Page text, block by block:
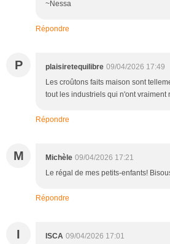
~Nessa
Répondre
P plaisiretequilibre 09/04/2026 17:49
Les croûtons faits maison sont
tout les industriels qui n'ont vraiment
Répondre
M Michèle 09/04/2026 17:21
Le régal de mes petits-enfants!
Répondre
I ISCA 09/04/2026 17:01